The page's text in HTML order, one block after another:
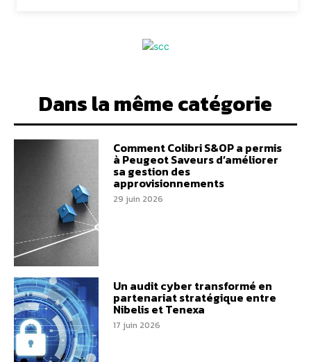
Dans la même catégorie
Comment Colibri S&OP a permis
à Peugeot Saveurs d’améliorer
sa gestion des
approvisionnements
29 juin 2026
Un audit cyber transformé en
partenariat stratégique entre
Nibelis et Tenexa
17 juin 2026